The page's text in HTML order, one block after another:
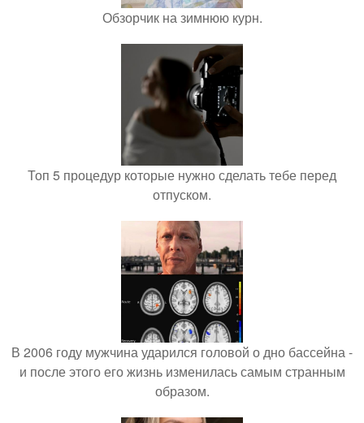
Обзорчик на зимнюю курн.
Топ 5 процедур которые нужно сделать тебе перед
отпуском.
В 2006 году мужчина ударился головой о дно бассейна -
и после этого его жизнь изменилась самым странным
образом.